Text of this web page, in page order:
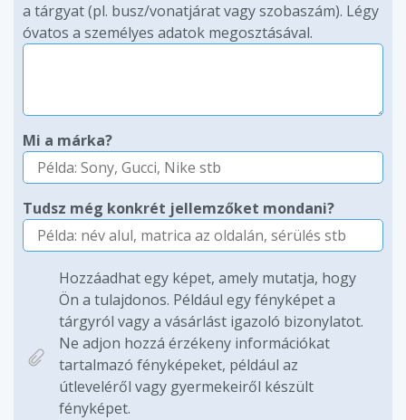
a tárgyat (pl. busz/vonatjárat vagy szobaszám). Légy
óvatos a személyes adatok megosztásával.
Mi a márka?
Tudsz még konkrét jellemzőket mondani?
Hozzáadhat egy képet, amely mutatja, hogy
Ön a tulajdonos. Például egy fényképet a
tárgyról vagy a vásárlást igazoló bizonylatot.
Ne adjon hozzá érzékeny információkat
tartalmazó fényképeket, például az
útleveléről vagy gyermekeiről készült
fényképet.